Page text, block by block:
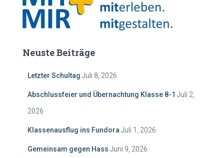
Neuste Beiträge
Letzter Schultag Juli 8, 2026
Abschlussfeier und Übernachtung Klasse 8-1 Juli 2,
2026
Klassenausflug ins Fundora Juli 1, 2026
Gemeinsam gegen Hass Juni 9, 2026